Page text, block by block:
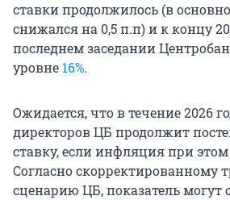
ставки продолжилось (в
снижался на 0,5 п.п) и к концу
последнем заседании
уровне 16%.
Ожидается, что в течение 2026
директоров ЦБ продолжит
ставку, если инфляция при этом
Согласно скорректированному
сценарию ЦБ, показатель могут